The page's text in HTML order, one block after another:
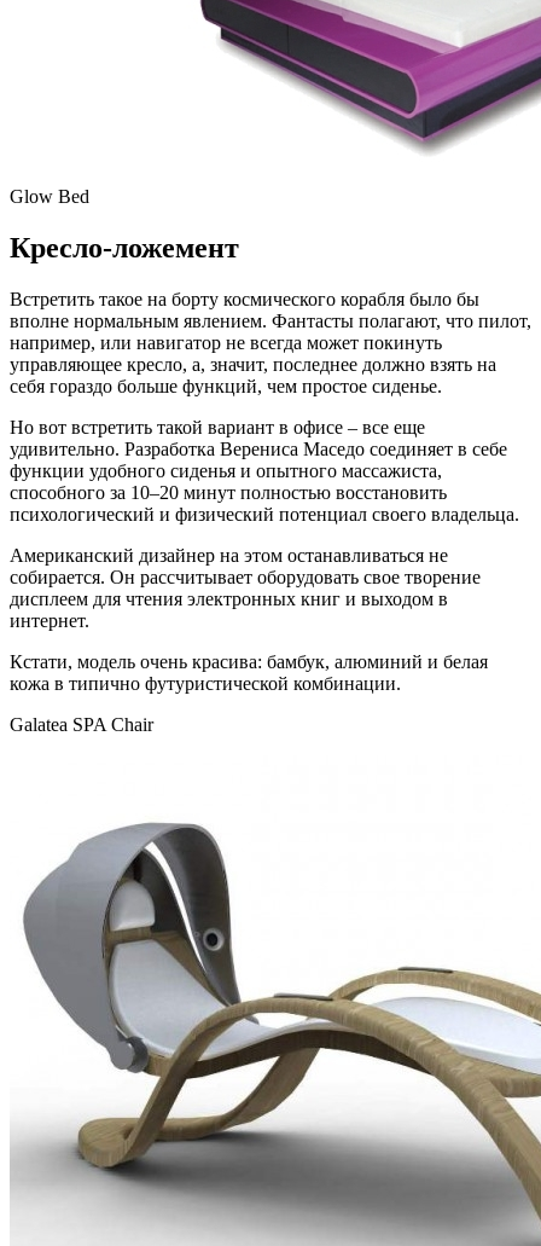
Glow Bed
Кресло-ложемент
Встретить такое на борту космического корабля было бы
вполне нормальным явлением. Фантасты полагают, что пилот,
например, или навигатор не всегда может покинуть
управляющее кресло, а, значит, последнее должно взять на
себя гораздо больше функций, чем простое сиденье.
Но вот встретить такой вариант в офисе – все еще
удивительно. Разработка Верениса Маседо соединяет в себе
функции удобного сиденья и опытного массажиста,
способного за 10–20 минут полностью восстановить
психологический и физический потенциал своего владельца.
Американский дизайнер на этом останавливаться не
собирается. Он рассчитывает оборудовать свое творение
дисплеем для чтения электронных книг и выходом в
интернет.
Кстати, модель очень красива: бамбук, алюминий и белая
кожа в типично футуристической комбинации.
Galatea SPA Chair